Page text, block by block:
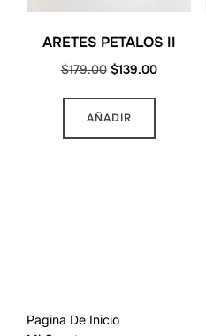
ARETES PETALOS II
$179.00 Original
was:
$139.00Current
AÑADIR
Pagina De Inicio